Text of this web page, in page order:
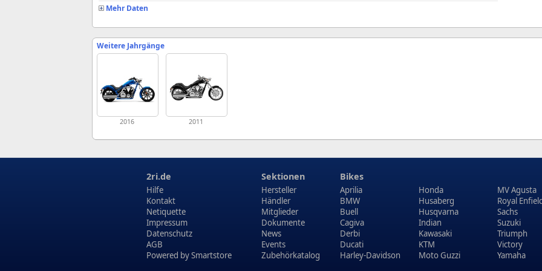
Mehr Daten
Weitere Jahrgänge
2016 2011
2ri.de
Hilfe
Kontakt
Netiquette
Impressum
Datenschutz
AGB
Powered bySmartstore
Sektionen
Hersteller
Händler
Mitglieder
Dokumente
News
Events
Zubehörkatalog
Bikes
Aprilia
BMW
Buell
Cagiva
Derbi
Ducati
Harley-Davidson
Honda
Husaberg
Husqvarna
Indian
Kawasaki
KTM
Moto Guzzi
MV Agusta
Royal
Sachs
Suzuki
Triumph
Victory
Yamaha